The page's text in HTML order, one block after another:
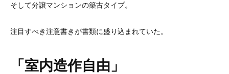
そして分譲マンションの築古タイプ。
注目すべき注意書きが書類に盛り込まれていた。
「室内造作自由」